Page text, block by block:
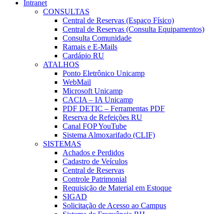
Intranet
CONSULTAS
Central de Reservas (Espaço Físico)
Central de Reservas (Consulta Equipamentos)
Consulta Comunidade
Ramais e E-Mails
Cardápio RU
ATALHOS
Ponto Eletrônico Unicamp
WebMail
Microsoft Unicamp
CACIA – IA Unicamp
PDF DETIC – Ferramentas PDF
Reserva de Refeições RU
Canal FOP YouTube
Sistema Almoxarifado (CLIF)
SISTEMAS
Achados e Perdidos
Cadastro de Veículos
Central de Reservas
Controle Patrimonial
Requisição de Material em Estoque
SIGAD
Solicitação de Acesso ao Campus